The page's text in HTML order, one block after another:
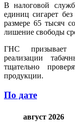
В налоговой
единиц сигарет
размере 65 тысяч
лишение свободы
ГНС призывает
реализации
тщательно
продукции.
По дате
август 2026